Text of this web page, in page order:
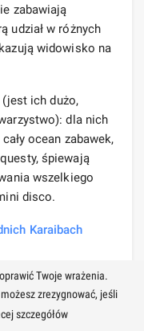
zabawiają
udział w różnych
widowisko na
ich dużo,
dla nich
ocean zabawek,
śpiewają
wszelkiego
disco.
Karaibach
dla
mapie
Twoje wrażenia.
zrezygnować, jeśli
szczegółów